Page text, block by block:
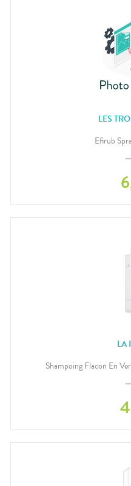
LES
Efirub
6
LA
Shampoing Flacon En
4